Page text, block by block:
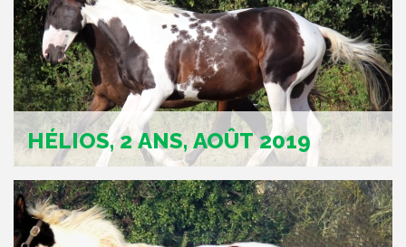
HÉLIOS, 2 ANS, AOÛT 2019